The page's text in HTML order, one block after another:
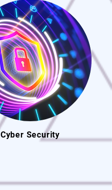
Cyber Security